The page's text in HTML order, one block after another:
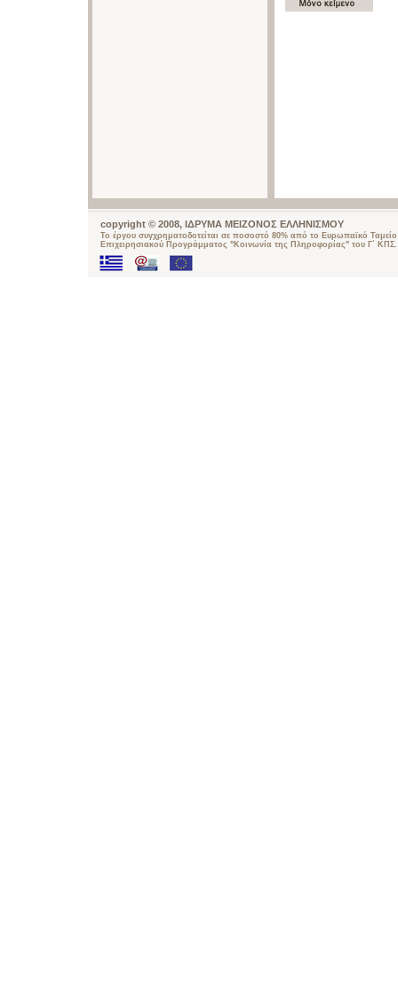
copyright © 2008, ΙΔΡΥΜΑ ΜΕΙΖΟΝΟΣ ΕΛΛΗΝΙΣΜΟΥ
Το έργου συγχρηματοδοτείται σε ποσοστό 80% από το Ευρωπαϊκό
Επιχειρησιακού Προγράμματος "Κοινωνία της Πληροφορίας" του Γ΄ ΚΠΣ.